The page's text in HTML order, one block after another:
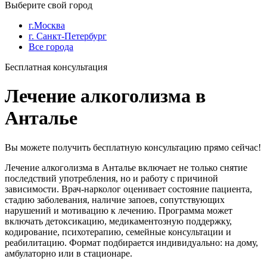
Выберите свой город
г.Москва
г. Санкт-Петербург
Все города
Бесплатная консультация
Лечение алкоголизма в
Анталье
Вы можете получить бесплатную консультацию прямо сейчас!
Лечение алкоголизма в Анталье включает не только снятие
последствий употребления, но и работу с причиной
зависимости. Врач-нарколог оценивает состояние пациента,
стадию заболевания, наличие запоев, сопутствующих
нарушений и мотивацию к лечению. Программа может
включать детоксикацию, медикаментозную поддержку,
кодирование, психотерапию, семейные консультации и
реабилитацию. Формат подбирается индивидуально: на дому,
амбулаторно или в стационаре.